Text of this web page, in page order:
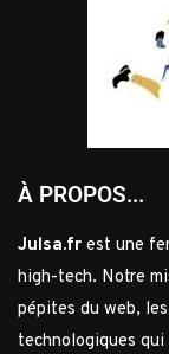
À PROPOS...
Julsa.fr est une
high-tech. Notre
pépites du web,
technologiques